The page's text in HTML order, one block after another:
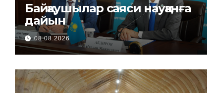
Байқаушылар саяси науқанға
дайын
08.08.2026